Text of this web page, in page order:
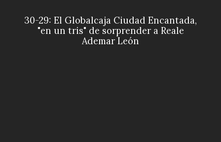
30-29: El Globalcaja Ciudad Encantada,
"en un tris" de sorprender a Reale
Ademar León